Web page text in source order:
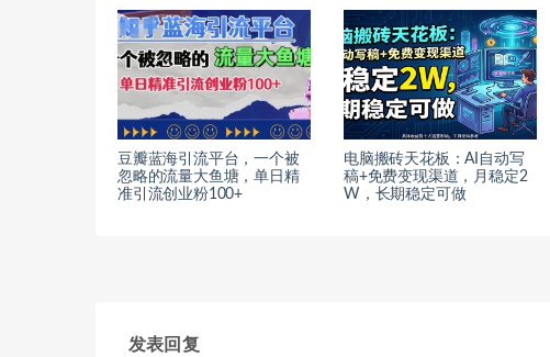
豆瓣蓝海引流平台，一个被
忽略的流量大鱼塘，单日精
准引流创业粉100+
电脑搬砖天花板：AI自动写
稿+免费变现渠道，月稳定2
W，长期稳定可做
发表回复